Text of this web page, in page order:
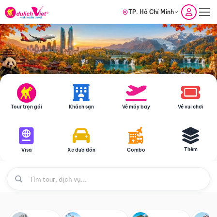
TP. Hồ Chí Minh
Tour trọn gói Khách sạn Vé máy bay Vé vui chơi
Visa Xe đưa đón Combo Thêm